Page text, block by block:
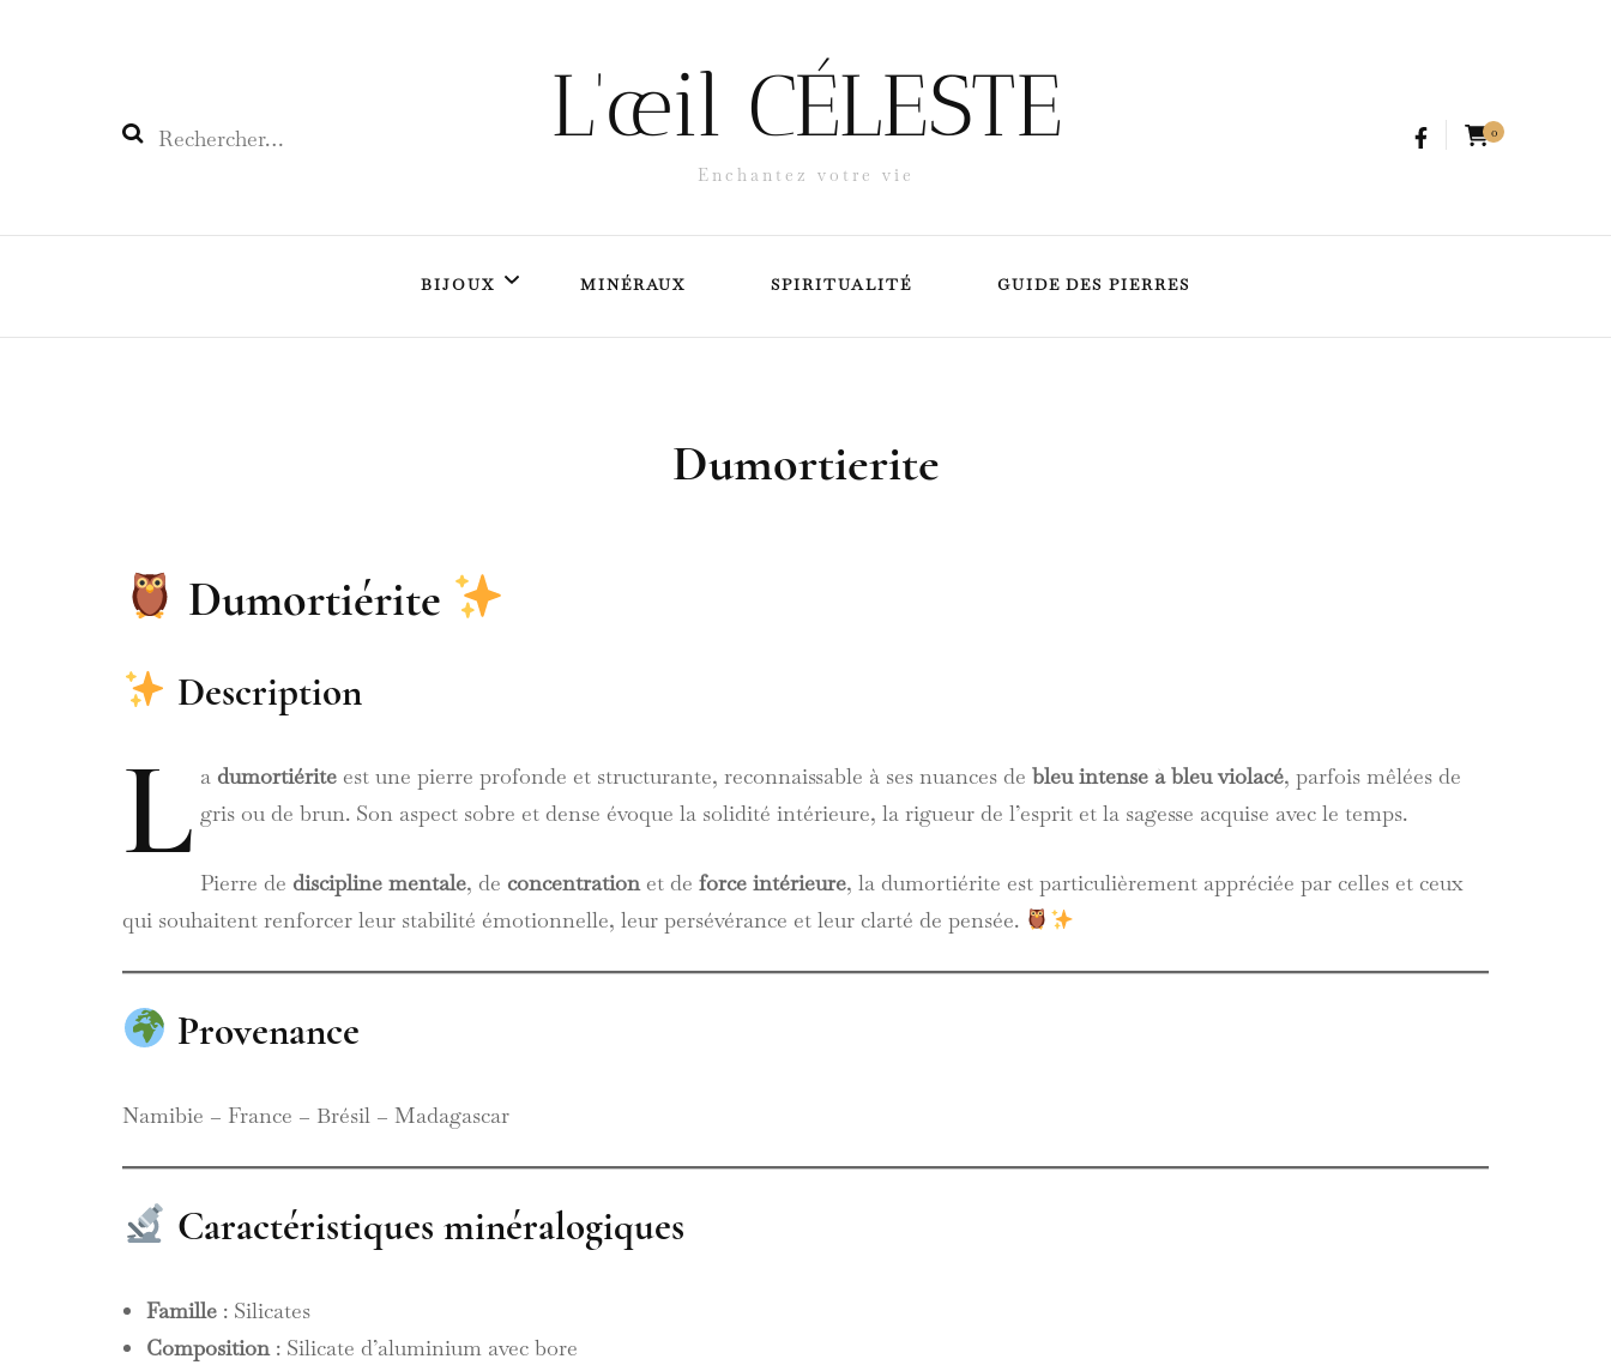
Rechercher : L'œil CÉLESTE
Enchantez votre vie
0
BIJOUX MINÉRAUX SPIRITUALITÉ GUIDE DES PIERRES
L’Argent
Dumortierite
Dumortiérite
Description
L a dumortiérite est une pierre profonde et structurante, reconnaissable à ses nuances de bleu intense à bleu violacé, parfois mêlées de
gris ou de brun. Son aspect sobre et dense évoque la solidité intérieure, la rigueur de l’esprit et la sagesse acquise avec le temps.
Pierre de discipline mentale, de concentrationet de force intérieure, la dumortiérite est particulièrement appréciée par celles et ceux
qui souhaitent renforcer leur stabilité émotionnelle, leur persévérance et leur clarté de pensée.
Provenance
Namibie – France – Brésil – Madagascar
Caractéristiques minéralogiques
Famille : Silicates
Composition: Silicate d’aluminium avec bore